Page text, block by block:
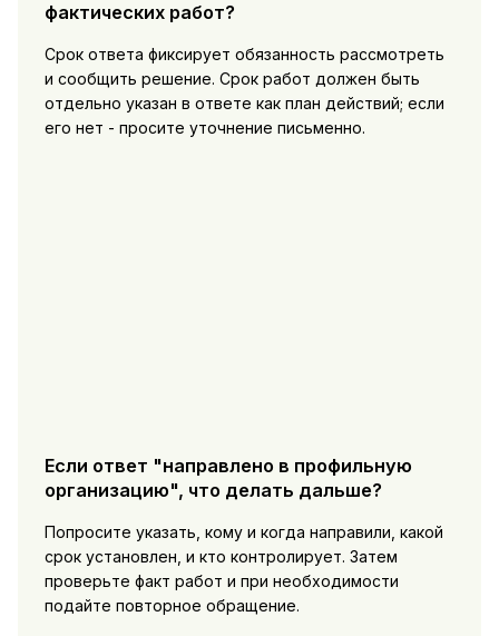
фактических работ?
Срок ответа фиксирует обязанность рассмотреть
и сообщить решение. Срок работ должен быть
отдельно указан в ответе как план действий; если
его нет - просите уточнение письменно.
Если ответ "направлено в профильную
организацию", что делать дальше?
Попросите указать, кому и когда направили, какой
срок установлен, и кто контролирует. Затем
проверьте факт работ и при необходимости
подайте повторное обращение.